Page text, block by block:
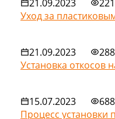
21.09.2023
Уход за
21.09.2023
Установка откосов
15.07.2023
Процесс установки